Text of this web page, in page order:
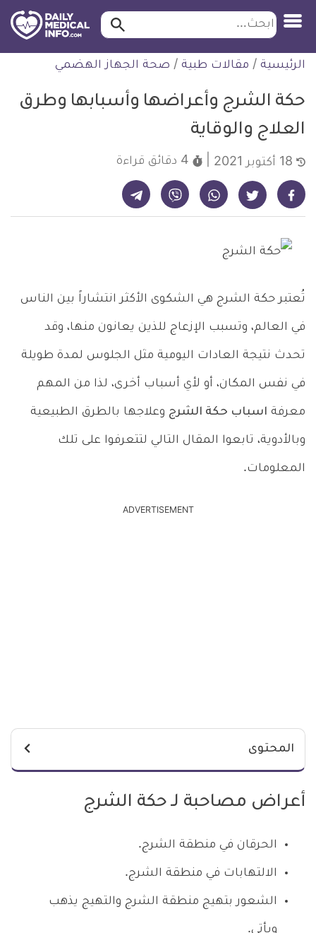
التخطي
للمحتوى
طبية
ابحث ابحث…
الرئيسية / مقالات طبية / صحة الجهاز الهضمي
حكة الشرج وأعراضها وأسبابها وطرق
العلاج والوقاية
4 دقائق قراءة
شارك على فيسبوك - ديلي ميديكال انفو شارك على تويتر - ديلي ميديكال انفو شارك على واتساب - ديلي ميديكال انفو شارك على فايبر - ديلي ميديكال انفو شارك على تيليجرام - ديلي ميديكال انفو
تُعتبر حكة الشرج هي الشكوى الأكثر انتشاراً بين الناس
في العالم، وتسبب الإزعاج للذين يعانون منها، وقد
تحدث نتيجة العادات اليومية مثل الجلوس لمدة طويلة
في نفس المكان، أو لأي أسباب أخرى، لذا من المهم
معرفة اسباب حكة الشرج وعلاجها بالطرق الطبيعية
وبالأدوية، تابعوا المقال التالي لتتعرفوا على تلك
المعلومات.
ADVERTISEMENT
المحتوى
أعراض مصاحبة لـ حكة الشرج
الحرقان في منطقة الشرج.
الالتهابات في منطقة الشرج.
الشعور بتهيج منطقة الشرج والتهيج يذهب
ويأتي.